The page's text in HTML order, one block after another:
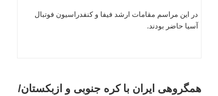
در این مراسم مقامات ارشد فیفا و کنفدراسیون فوتبال
آسیا حاضر بودند.
همگروهی ایران با کره جنوبی و ازبکستان/